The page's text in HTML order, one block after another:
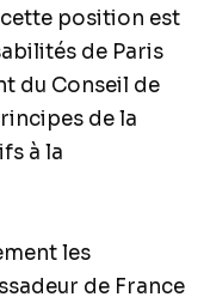
position est
de Paris
du Conseil de
de la
à la
les
de France